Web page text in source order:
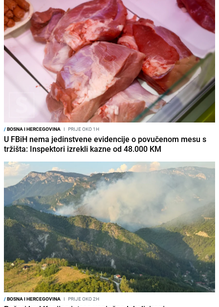
/BOSNA I HERCEGOVINA I PRIJE OKO 1H
U FBiH nema jedinstvene evidencije o povučenom mesu s
tržišta: Inspektori izrekli kazne od 48.000 KM
/BOSNA I HERCEGOVINA I PRIJE OKO 2H